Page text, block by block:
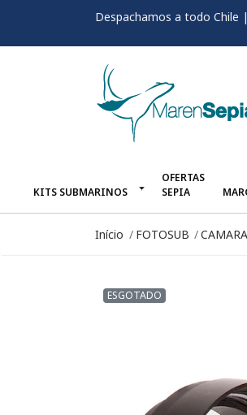
Despachamos a todo Chile
KITS SUBMARINOS
OFERTAS
SEPIA
Início FOTOSUB
ESGOTADO